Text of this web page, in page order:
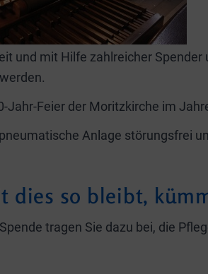
und mit Hilfe zahlreicher Spender
Jahr-Feier der Moritzkirche im
Anlage störungsfrei
dies so bleibt,
tragen Sie dazu bei, die